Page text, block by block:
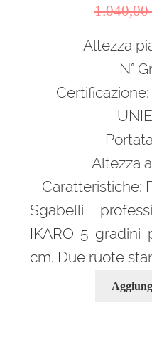
1.040,00
Altezza
N°
Altezza
Caratteristiche:
Sgabelli
IKARO 5
cm. Due ruote